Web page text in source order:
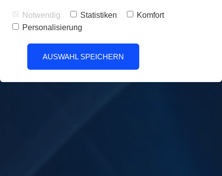
Notwendig Statistiken
Komfort
Personalisierung
AUSWAHL SPEICHERN